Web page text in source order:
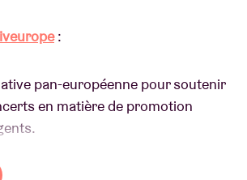
:
pan-européenne pour soutenir
en matière de promotion